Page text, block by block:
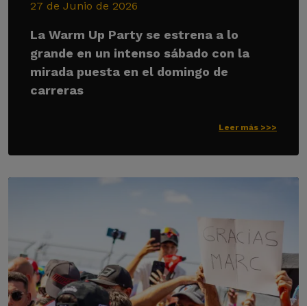
27 de Junio de 2026
La Warm Up Party se estrena a lo
grande en un intenso sábado con la
mirada puesta en el domingo de
carreras
Leer más >>>